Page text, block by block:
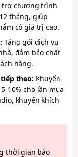
trợ chương trình
tháng, giúp
có giá trị cao.
Tặng gói dịch vụ
đảm bảo chất
hàng.
theo: Khuyến
10% cho lần mua
khuyến khích
thời gian bảo